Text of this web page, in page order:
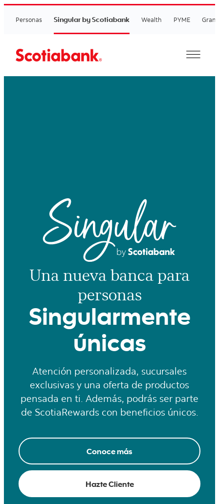
Personas Singular by Scotiabank Wealth PYME
Una nueva banca para
personas​
Singularmente
únicas
Atención personalizada, sucursales
exclusivas y una oferta de productos
pensada en ti. Además, podrás ser parte
de ScotiaRewards con beneficios únicos​.
Conoce más
Hazte Cliente